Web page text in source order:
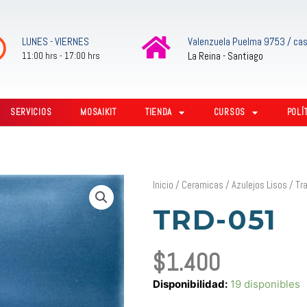
LUNES - VIERNES
11:00 hrs - 17:00 hrs
Valenzuela Puelma 9753 /
La Reina - Santiago
SERVICIOS MOSAIKIT TIENDA CURSOS
Inicio / Ceramicas /Azulejos Lisos /
TRD-051
$1.400
Disponibilidad: 19 disponibles
TRD-